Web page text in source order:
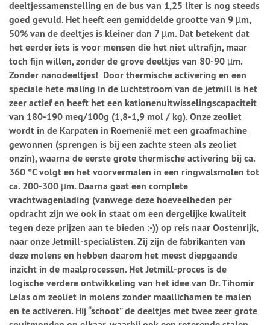
deeltjessamenstelling en de bus van 1,25 liter is nog steeds
goed gevuld. Het heeft een gemiddelde grootte van 9 µm,
50% van de deeltjes is kleiner dan 7 µm. Dat betekent dat
het eerder iets is voor mensen die het niet ultrafijn, maar
toch fijn willen, zonder de grove deeltjes van 80-90 µm.
Zonder nanodeeltjes! Door thermische activering en een
speciale hete maling in de luchtstroom van de jetmill is het
zeer actief en heeft het een kationenuitwisselingscapaciteit
van 180-190 meq/100g (1,8-1,9 mol / kg). Onze zeoliet
wordt in de Karpaten in Roemenië met een graafmachine
gewonnen (sprengen is bij een zachte steen als zeoliet
onzin), waarna de eerste grote thermische activering bij ca.
360 °C volgt en het voorvermalen in een ringwalsmolen tot
ca. 200-300 µm. Daarna gaat een complete
vrachtwagenlading (vanwege deze hoeveelheden per
opdracht zijn we ook in staat om een dergelijke kwaliteit
tegen deze prijzen aan te bieden :-)) op reis naar Oostenrijk,
naar onze Jetmill-specialisten. Zij zijn de fabrikanten van
deze molens en hebben daarom het meest diepgaande
inzicht in de maalprocessen. Het Jetmill-proces is de
logische verdere ontwikkeling van het idee van Dr. Tihomir
Lelas om zeoliet in molens zonder maallichamen te malen
en te activeren. Hij “schoot” de deeltjes met twee zeer grote